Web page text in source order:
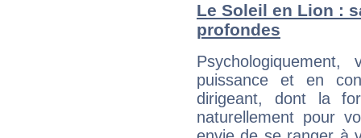
Le Soleil en Lion :
profondes
puissance et en
dirigeant, dont la
naturellement pour